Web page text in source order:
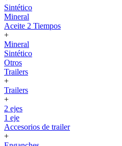
Sintético
Mineral
Aceite 2 Tiempos
+
Mineral
Sintético
Otros
Trailers
+
Trailers
+
2 ejes
1 eje
Accesorios de trailer
+